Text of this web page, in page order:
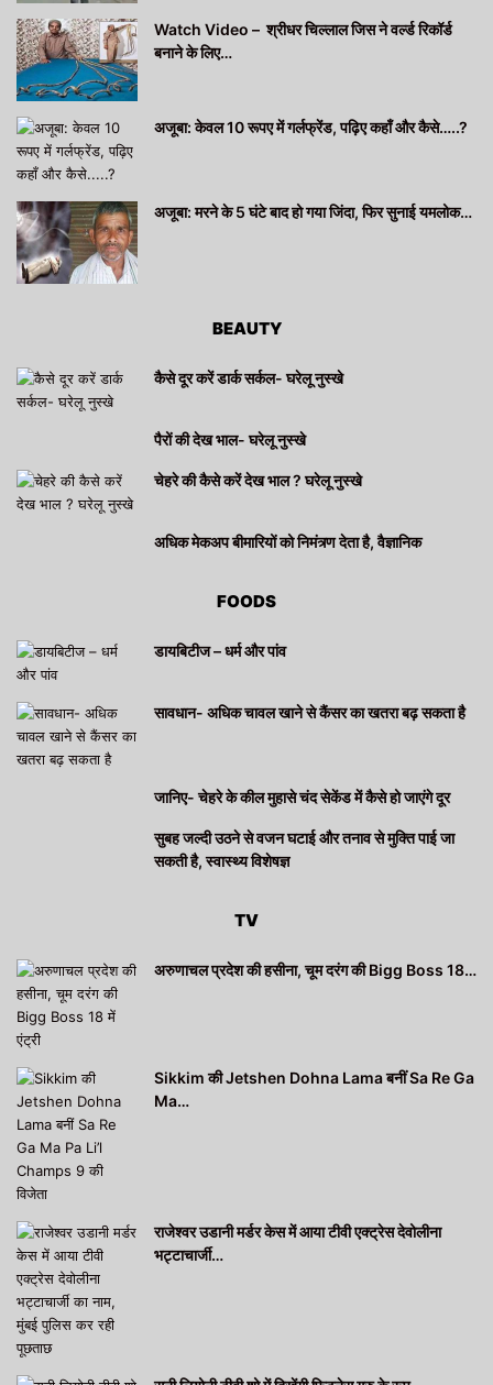
Watch Video – श्रीधर चिल्लाल जिस ने वर्ल्ड रिकॉर्ड
बनाने के लिए…
अजूबा: केवल 10 रूपए में गर्लफ्रेंड, पढ़िए कहाँ और कैसे…..?
अजूबा: मरने के 5 घंटे बाद हो गया जिंदा, फिर सुनाई यमलोक…
BEAUTY
कैसे दूर करें डार्क सर्कल- घरेलू नुस्खे
पैरों की देख भाल- घरेलू नुस्खे
चेहरे की कैसे करें देख भाल ? घरेलू नुस्खे
अधिक मेकअप बीमारियों को निमंत्र्ण देता है, वैज्ञानिक
FOODS
डायबिटीज – धर्म और पांव
सावधान- अधिक चावल खाने से कैंसर का खतरा बढ़ सकता है
जानिए- चेहरे के कील मुहासे चंद सेकेंड में कैसे हो जाएंगे दूर
सुबह जल्दी उठने से वजन घटाई और तनाव से मुक्ति पाई जा
सकती है, स्वास्थ्य विशेषज्ञ
TV
अरुणाचल प्रदेश की हसीना, चूम दरंग की Bigg Boss 18…
Sikkim की Jetshen Dohna Lama बनीं Sa Re Ga
Ma…
राजेश्वर उडानी मर्डर केस में आया टीवी एक्ट्रेस देवोलीना
भट्टाचार्जी…